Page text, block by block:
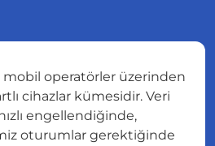
mobil operatörler üzerinden
cihazlar kümesidir. Veri
engellendiğinde,
oturumlar gerektiğinde